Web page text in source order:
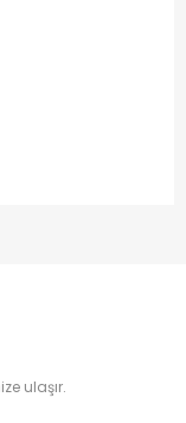
ulaşır.